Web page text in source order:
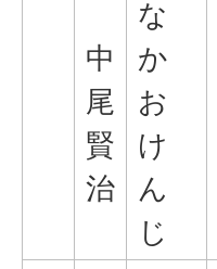
中
尾
賢
治
な
か
お
け
ん
じ